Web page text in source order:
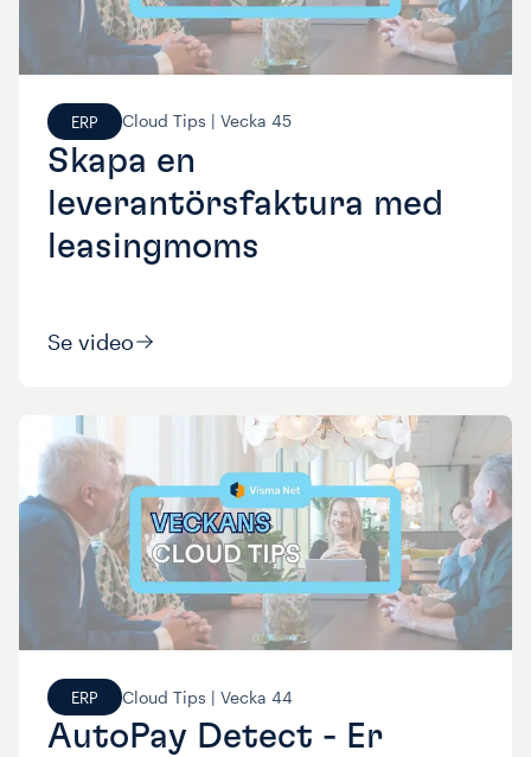
ERP Cloud Tips | Vecka 45
Skapa en
leverantörsfaktura med
leasingmoms
Se video
ERP Cloud Tips | Vecka 44
AutoPay Detect - Er